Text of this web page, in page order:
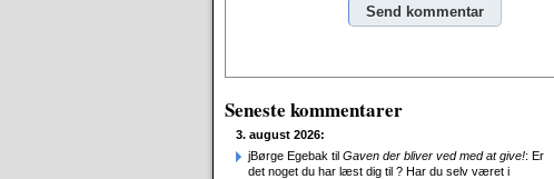
Seneste kommentarer
3. august 2026:
jBørge Egebak til Gaven der bliver ved med at give!: Er
det noget du har læst dig til ? Har du selv været i